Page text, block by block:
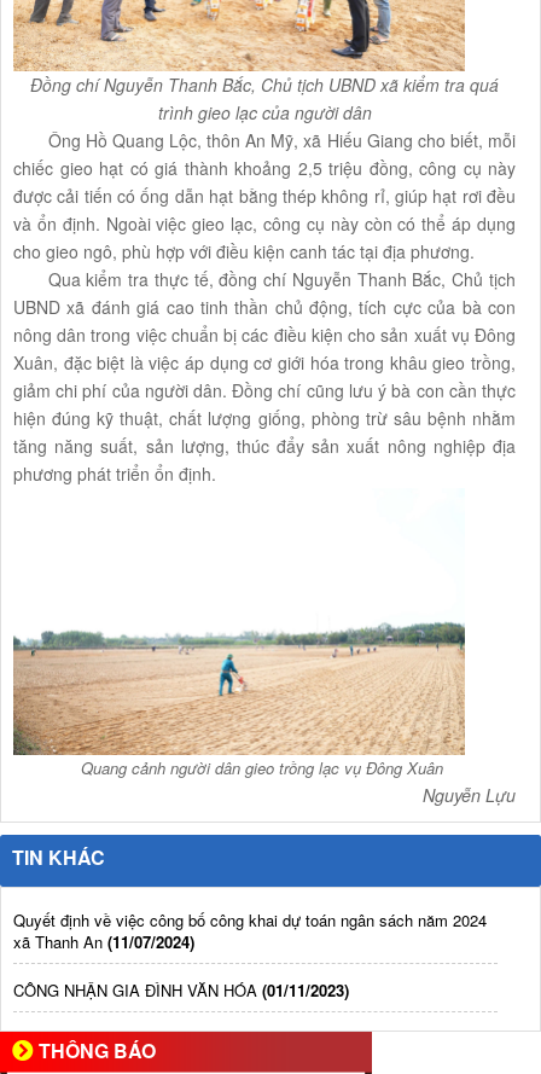
Đồng chí Nguyễn Thanh Bắc, Chủ tịch UBND xã kiểm tra quá
trình gieo lạc của người dân
Ông Hồ Quang Lộc, thôn An Mỹ, xã Hiếu Giang cho biết, mỗi
chiếc gieo hạt có giá thành khoảng 2,5 triệu đồng, công cụ này
được cải tiến có ống dẫn hạt bằng thép không rỉ, giúp hạt rơi đều
và ổn định. Ngoài việc gieo lạc, công cụ này còn có thể áp dụng
cho gieo ngô, phù hợp với điều kiện canh tác tại địa phương.
Qua kiểm tra thực tế, đồng chí Nguyễn Thanh Bắc, Chủ tịch
UBND xã đánh giá cao tinh thần chủ động, tích cực của bà con
nông dân trong việc chuẩn bị các điều kiện cho sản xuất vụ Đông
Xuân, đặc biệt là việc áp dụng cơ giới hóa trong khâu gieo trồng,
giảm chi phí của người dân. Đồng chí cũng lưu ý bà con cần thực
hiện đúng kỹ thuật, chất lượng giống, phòng trừ sâu bệnh nhằm
tăng năng suất, sản lượng, thúc đẩy sản xuất nông nghiệp địa
phương phát triển ổn định.
Quang cảnh người dân gieo trồng lạc vụ Đông Xuân
Nguyễn Lựu
TIN KHÁC
Quyết định về việc công bố công khai dự toán ngân sách năm 2024
xã Thanh An (11/07/2024)
CÔNG NHẬN GIA ĐÌNH VĂN HÓA (01/11/2023)
THÔNG BÁO